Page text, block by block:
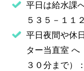
平日は給水課
５３５－１１
平日夜間や休
ター当直室 へ
３０分まで）